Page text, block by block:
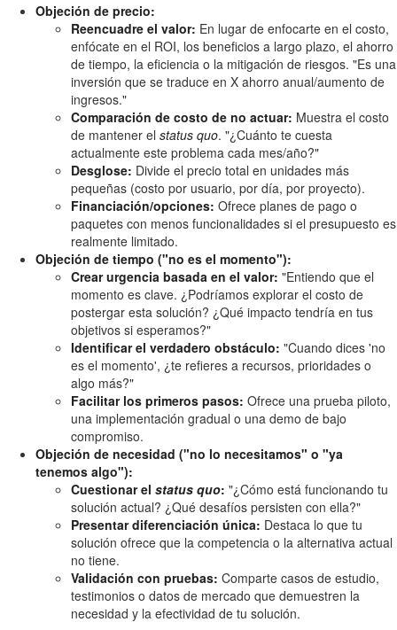
Objeción de precio:
Reencuadre el valor: En lugar de enfocarte en el costo,
enfócate en el ROI, los beneficios a largo plazo, el ahorro
de tiempo, la eficiencia o la mitigación de riesgos. "Es una
inversión que se traduce en X ahorro anual/aumento de
ingresos."
Comparación de costo de no actuar: Muestra el costo
de mantener el status quo. "¿Cuánto te cuesta
actualmente este problema cada mes/año?"
Desglose: Divide el precio total en unidades más
pequeñas (costo por usuario, por día, por proyecto).
Financiación/opciones: Ofrece planes de pago o
paquetes con menos funcionalidades si el presupuesto es
realmente limitado.
Objeción de tiempo ("no es el momento"):
Crear urgencia basada en el valor: "Entiendo que el
momento es clave. ¿Podríamos explorar el costo de
postergar esta solución? ¿Qué impacto tendría en tus
objetivos si esperamos?"
Identificar el verdadero obstáculo: "Cuando dices 'no
es el momento', ¿te refieres a recursos, prioridades o
algo más?"
Facilitar los primeros pasos: Ofrece una prueba piloto,
una implementación gradual o una demo de bajo
compromiso.
Objeción de necesidad ("no lo necesitamos" o "ya
tenemos algo"):
Cuestionar el status quo: "¿Cómo está funcionando tu
solución actual? ¿Qué desafíos persisten con ella?"
Presentar diferenciación única: Destaca lo que tu
solución ofrece que la competencia o la alternativa actual
no tiene.
Validación con pruebas: Comparte casos de estudio,
testimonios o datos de mercado que demuestren la
necesidad y la efectividad de tu solución.